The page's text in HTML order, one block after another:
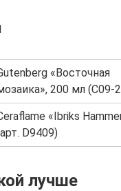
«Восточная
200 мл (C09-
«Ibriks
D9409)
лучше